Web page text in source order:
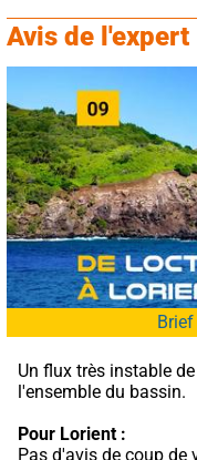
Avis de l'expert
Un flux très instable
l'ensemble du bassin.
Pour Lorient :
Pas d'avis de coup de